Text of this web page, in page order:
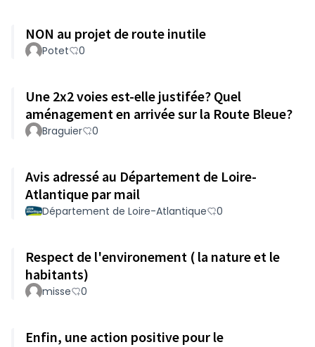
NON au projet de route inutile
Potet 0
Une 2x2 voies est-elle justifée? Quel
aménagement en arrivée sur la Route Bleue?
Braguier 0
Avis adressé au Département de Loire-
Atlantique par mail
Département de Loire-Atlantique 0
Respect de l'environement ( la nature et le
habitants)
misse 0
Enfin, une action positive pour le